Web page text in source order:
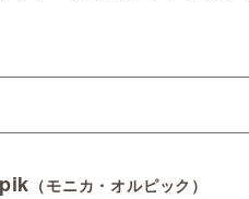
（モニカ・オルピック）